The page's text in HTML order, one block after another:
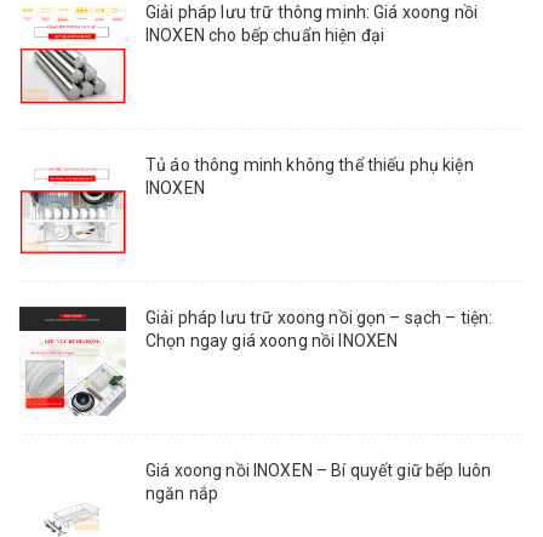
Giải pháp lưu trữ thông minh: Giá xoong nồi
INOXEN cho bếp chuẩn hiện đại
Tủ áo thông minh không thể thiếu phụ kiện
INOXEN
Giải pháp lưu trữ xoong nồi gọn – sạch – tiện:
Chọn ngay giá xoong nồi INOXEN
Giá xoong nồi INOXEN – Bí quyết giữ bếp luôn
ngăn nắp